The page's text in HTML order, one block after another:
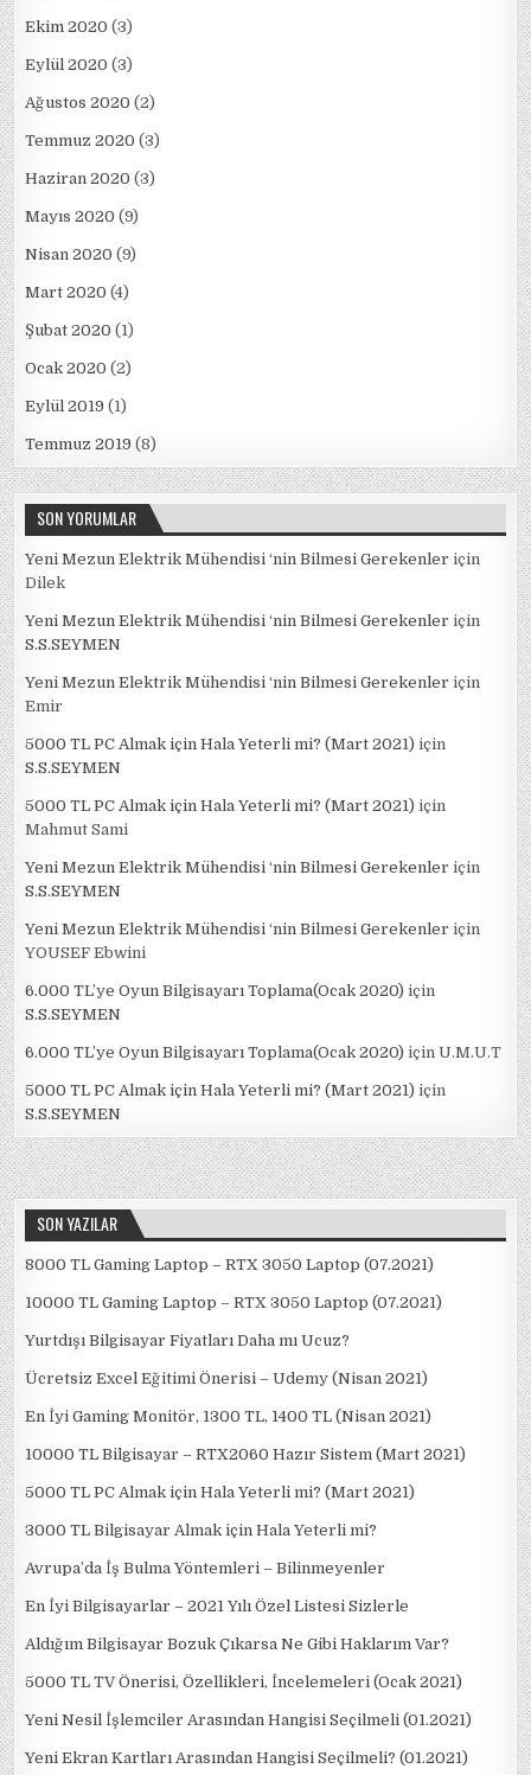
Ekim 2020 (3)
Eylül 2020 (3)
Ağustos 2020 (2)
Temmuz 2020 (3)
Haziran 2020 (3)
Mayıs 2020 (9)
Nisan 2020 (9)
Mart 2020 (4)
Şubat 2020 (1)
Ocak 2020 (2)
Eylül 2019 (1)
Temmuz 2019 (8)
SON YORUMLAR
Yeni Mezun Elektrik Mühendisi ‘nin Bilmesi Gerekenler için
Dilek
Yeni Mezun Elektrik Mühendisi ‘nin Bilmesi Gerekenler için
S.S.SEYMEN
Yeni Mezun Elektrik Mühendisi ‘nin Bilmesi Gerekenler için
Emir
5000 TL PC Almak için Hala Yeterli mi? (Mart 2021) için
S.S.SEYMEN
5000 TL PC Almak için Hala Yeterli mi? (Mart 2021) için
Mahmut Sami
Yeni Mezun Elektrik Mühendisi ‘nin Bilmesi Gerekenler için
S.S.SEYMEN
Yeni Mezun Elektrik Mühendisi ‘nin Bilmesi Gerekenler için
YOUSEF Ebwini
6.000 TL’ye Oyun Bilgisayarı Toplama(Ocak 2020) için
S.S.SEYMEN
6.000 TL’ye Oyun Bilgisayarı Toplama(Ocak 2020) içinU.M.U.T
5000 TL PC Almak için Hala Yeterli mi? (Mart 2021) için
S.S.SEYMEN
SON YAZILAR
8000 TL Gaming Laptop – RTX 3050 Laptop (07.2021)
10000 TL Gaming Laptop – RTX 3050 Laptop (07.2021)
Yurtdışı Bilgisayar Fiyatları Daha mı Ucuz?
Ücretsiz Excel Eğitimi Önerisi – Udemy (Nisan 2021)
En İyi Gaming Monitör, 1300 TL, 1400 TL (Nisan 2021)
10000 TL Bilgisayar – RTX2060 Hazır Sistem (Mart 2021)
5000 TL PC Almak için Hala Yeterli mi? (Mart 2021)
3000 TL Bilgisayar Almak için Hala Yeterli mi?
Avrupa’da İş Bulma Yöntemleri – Bilinmeyenler
En İyi Bilgisayarlar – 2021 Yılı Özel Listesi Sizlerle
Aldığım Bilgisayar Bozuk Çıkarsa Ne Gibi Haklarım Var?
5000 TL TV Önerisi, Özellikleri, İncelemeleri (Ocak 2021)
Yeni Nesil İşlemciler Arasından Hangisi Seçilmeli (01.2021)
Yeni Ekran Kartları Arasından Hangisi Seçilmeli? (01.2021)